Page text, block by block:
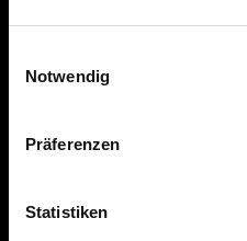
Notwendig
Präferenzen
Statistiken
HILFE & KONTAKT
Kontakt
Partnerprogramm